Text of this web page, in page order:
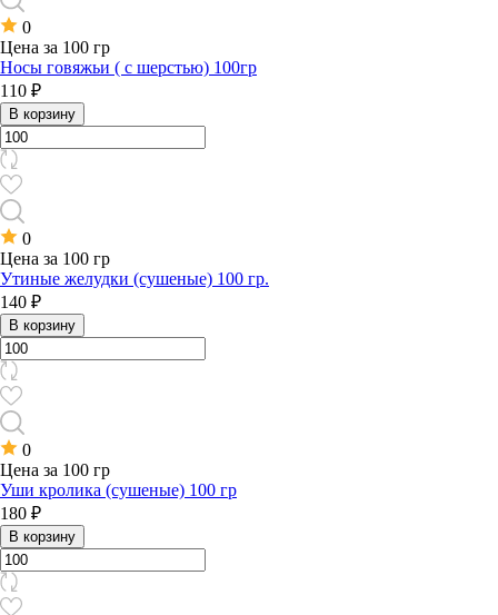
0
Цена за 100 гр
Носы говяжьи ( с шерстью) 100гр
110 ₽
В корзину
0
Цена за 100 гр
Утиные желудки (сушеные) 100 гр.
140 ₽
В корзину
0
Цена за 100 гр
Уши кролика (сушеные) 100 гр
180 ₽
В корзину